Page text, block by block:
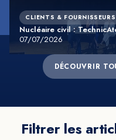
CLIENTS & FOURNISSEURS
Nucléaire civil :
07/07/2026
DÉCOUVRIR
Filtrer les